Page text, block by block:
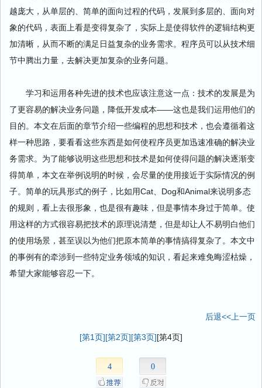
越庞大，从单层的、简单的面向过程的代码，发展到多层的、面向对
象的代码，表面上看是变得复杂了，实际上是使得软件的逻辑结构更
加清晰，从而不断的满足日益复杂的业务需求。程序员可以从技术细
节中腾出力量，去解决更加复杂的业务问题。
学习和运用各种先进的技术也应该注意这一点：技术的发展是为
了更容易的解决业务问题，降低开发成本——这也是我们运用他们的
目的。本文在后面的章节介绍一些编程的思想和技术，也会遵循着这
样一种思路，要看看这些东西是如何使程序员更加迅速准确的解决业
务需求。为了能够说明这些思想和技术是如何使得问题的解决逐渐变
得简单，本文在举例说明的时候，会尽量的使用接近于实际情况的例
子。简单的玩具形式的例子，比如用Cat、Dog和Animal来说明多态
的规则，看上去很形象，也是很有趣味，但是事情本身过于简单。使
用这样的方式很容易把技术的原理说清楚，但是却让人不易明白他们
的使用场景，甚至误以为他们把原本简单的事情搞得复杂了。本文中
的事例有的牵涉到一些特定业务领域的知识，看起来难免晦涩枯燥，
希望大家能够容忍一下。
后退<<上一页
[第1页][第2页][第3页][第4页]
4 0